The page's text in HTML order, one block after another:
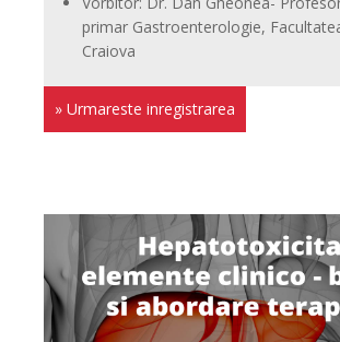
primar Gastroenterologie,
Craiova
» Urmareste inregistrarea